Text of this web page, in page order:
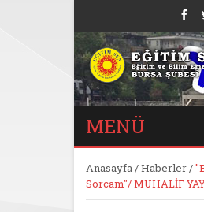
MENÜ
Anasayfa/Haberler/
Sorcam"/ MUHALİF